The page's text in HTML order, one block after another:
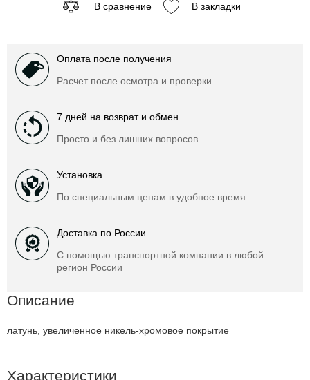
В сравнение В закладки
Оплата после получения
Расчет после осмотра и проверки
7 дней на возврат и обмен
Просто и без лишних вопросов
Установка
По специальным ценам в удобное время
Доставка по России
С помощью транспортной компании в любой
регион России
Описание
латунь, увеличенное никель-хромовое покрытие
Характеристики